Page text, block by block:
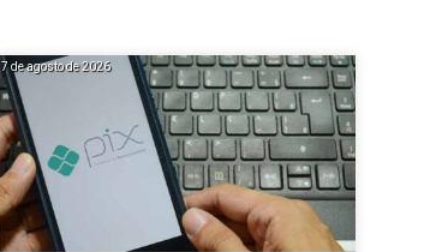
7 de agosto de 2026